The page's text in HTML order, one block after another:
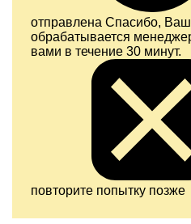
отправлена Спасибо,
обрабатывается
вами в течение 30 минут.
повторите попытку позже